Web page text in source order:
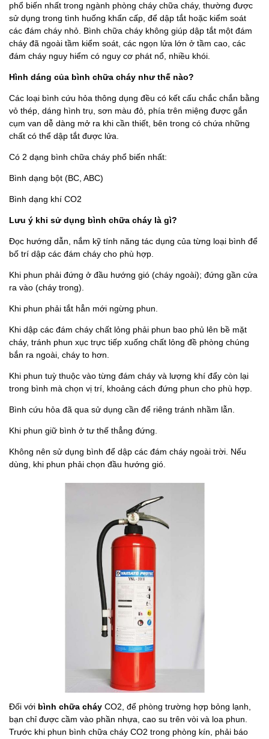
phổ biến nhất trong ngành phòng cháy chữa cháy, thường được
sử dụng trong tình huống khẩn cấp, để dập tắt hoặc kiểm soát
các đám cháy nhỏ. Bình chữa cháy không giúp dập tắt một đám
cháy đã ngoài tầm kiểm soát, các ngọn lửa lớn ở tầm cao, các
đám cháy nguy hiểm có nguy cơ phát nổ, nhiều khói.
Hình dáng của bình chữa cháy như thế nào?
Các loại bình cứu hỏa thông dụng đều có kết cấu chắc chắn bằng
vỏ thép, dáng hình trụ, sơn màu đỏ, phía trên miệng được gắn
cụm van dễ dàng mở ra khi cần thiết, bên trong có chứa những
chất có thể dập tắt được lửa.
Có 2 dạng bình chữa cháy phổ biến nhất:
Bình dạng bột (BC, ABC)
Bình dạng khí CO2
Lưu ý khi sử dụng bình chữa cháy là gì?
Đọc hướng dẫn, nắm kỹ tính năng tác dụng của từng loại bình để
bố trí dập các đám cháy cho phù hợp.
Khi phun phải đứng ở đầu hướng gió (cháy ngoài); đứng gần cửa
ra vào (cháy trong).
Khi phun phải tắt hẳn mới ngừng phun.
Khi dập các đám cháy chất lỏng phải phun bao phủ lên bề mặt
cháy, tránh phun xục trực tiếp xuống chất lỏng đề phòng chúng
bắn ra ngoài, cháy to hơn.
Khi phun tuỳ thuộc vào từng đám cháy và lượng khí đẩy còn lại
trong bình mà chọn vị trí, khoảng cách đứng phun cho phù hợp.
Bình cứu hỏa đã qua sử dụng cần để riêng tránh nhầm lẫn.
Khi phun giữ bình ở tư thế thẳng đứng.
Không nên sử dụng bình để dập các đám cháy ngoài trời. Nếu
dùng, khi phun phải chọn đầu hướng gió.
Đối với bình chữa cháy CO2, để phòng trường hợp bỏng lạnh,
bạn chỉ được cầm vào phần nhựa, cao su trên vòi và loa phun.
Trước khi phun bình chữa cháy CO2 trong phòng kín, phải báo